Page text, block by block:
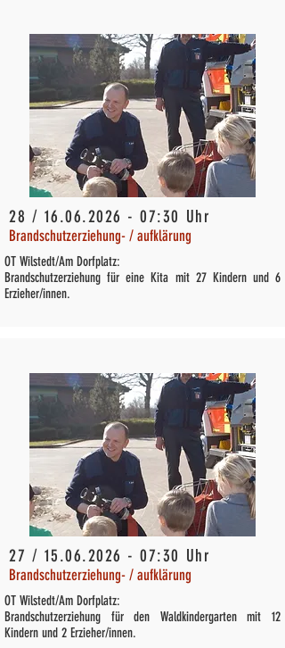
28 / 16.06.2026 - 07:30 Uhr
Brandschutzerziehung- / aufklärung
OT Wilstedt/Am Dorfplatz:
Brandschutzerziehung für eine Kita mit 27 Kindern und 6
Erzieher/innen.
27 / 15.06.2026 - 07:30 Uhr
Brandschutzerziehung- / aufklärung
OT Wilstedt/Am Dorfplatz:
Brandschutzerziehung für den Waldkindergarten mit 12
Kindern und 2 Erzieher/innen.